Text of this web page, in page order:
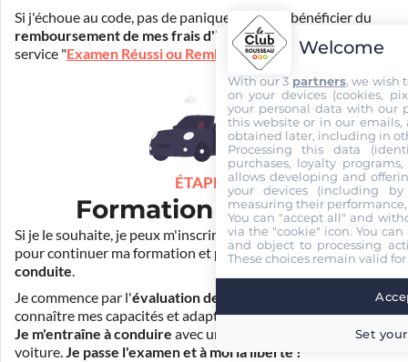
Si j'échoue au code, pas de panique ! Je peux bénéficier du
remboursement de mes frais d'inscription(30€) grâce au
service "Examen Réussi ou Remboursé".
ÉTAPE 3
Formation pratique
Si je le souhaite, je peux m'inscrire auprès de mon auto-école
pour continuer ma formation et prendre des cours de
conduite.
Je commence par l'évaluation de départ
connaître mes capacités et adapter la durée de ma formation.
Je m'entraîne à conduire avec un simulateur et/ou en
voiture.Je passe l'examen et à moi la liberté !
Welcome
With our 3 partners, we wish
on your devices (cookies,
your personal data with our
this website or in our emails,
obtained later, including in
Processing this data
purchases, loyalty
allows developing and
your devices (including
measuring their
You can "accept all" and
via the "cookie" icon. You
and object to processing
These choices remain valid
Set